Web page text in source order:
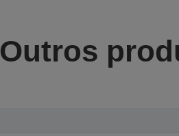
Outros